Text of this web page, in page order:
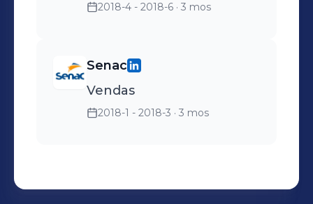
2018-4 - 2018-6 · 3 mos
Senac
Vendas
2018-1 - 2018-3 · 3 mos